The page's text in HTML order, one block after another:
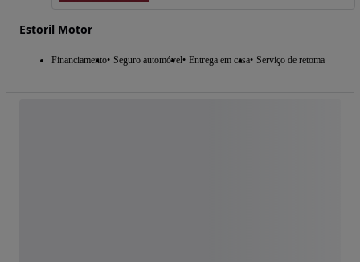
Estoril Motor
Financiamento Seguro automóvel Entrega em casa Serviço de retoma